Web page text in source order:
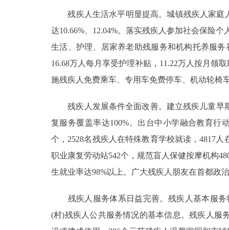
残疾人生活水平明显提高。城镇残疾人家庭人
达10.66%、12.04%。落实残疾人参加社会保险
生活、护理、居家养老助残服务和机构托养服
16.68万人每月享受护理补贴，11.22万人按月领
施残疾人免费乘车、专用车免费停车、机动轮椅
残疾人发展条件全面改善。建立残疾儿童早
复服务覆盖率达100%。出台中小学融合教育行
个，2528名残疾人在特殊教育学校就读，4817
职业康复劳动站542个，规范盲人保健按摩机构
生就业率达98%以上。广大残疾人朋友在首都政
残疾人服务体系日益完善。残疾人基本服务
(村)残疾人公共服务情况的基本信息。残疾人服